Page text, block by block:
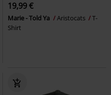
19,99 €
Marie - Told Ya Aristocats
T-
Shirt